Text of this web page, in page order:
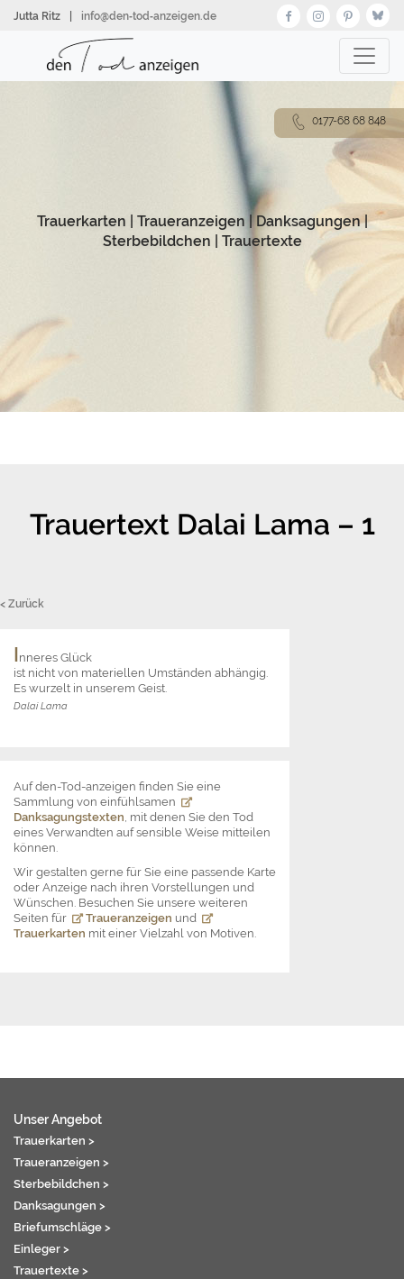
zumJutta Ritz info@den‑tod‑anzeigen.de
Trauerkarten Traueranzeigen |Danksagungen|
Sterbebildchen
Trauertexte
Trauertext Dalai Lama – 1
< Zurück
Inneres Glück
ist nicht von materiellen Umständen abhängig.
Es wurzelt in unserem Geist.
Dalai Lama
Auf den-Tod-anzeigen finden Sie eine
Sammlung von einfühlsamen
Danksagungstexten, mit denen Sie den Tod
eines Verwandten auf sensible Weise mitteilen
können.
Wir gestalten gerne für Sie eine passende Karte
oder Anzeige nach ihren Vorstellungen und
Wünschen. Besuchen Sie unsere weiteren
Seiten für
Traueranzeigen und
Trauerkarten mit einer Vielzahl von Motiven.
Unser Angebot
Trauerkarten >
Traueranzeigen >
Sterbebildchen >
Danksagungen >
Briefumschläge >
Einleger >
Trauertexte >
0177-68 68 848